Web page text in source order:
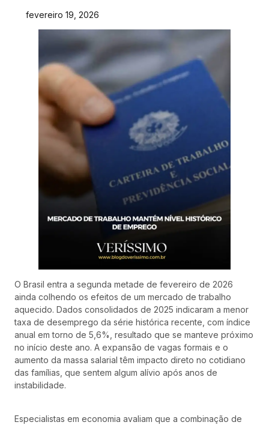
fevereiro 19, 2026
O Brasil entra a segunda metade de fevereiro de 2026
ainda colhendo os efeitos de um mercado de trabalho
aquecido. Dados consolidados de 2025 indicaram a menor
taxa de desemprego da série histórica recente, com índice
anual em torno de 5,6%, resultado que se manteve próximo
no início deste ano. A expansão de vagas formais e o
aumento da massa salarial têm impacto direto no cotidiano
das famílias, que sentem algum alívio após anos de
instabilidade.
Especialistas em economia avaliam que a combinação de